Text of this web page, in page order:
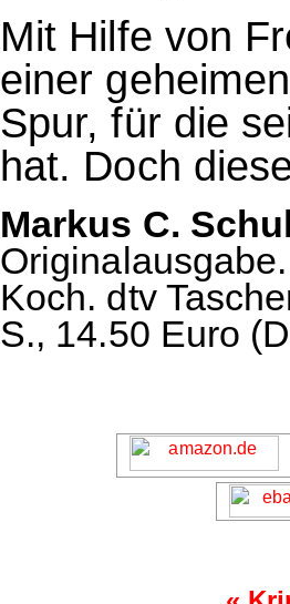
Mit Hilfe von
einer
Spur, für die
hat. Doch
Markus C.
Koch. dtv
S., 14.50 Euro